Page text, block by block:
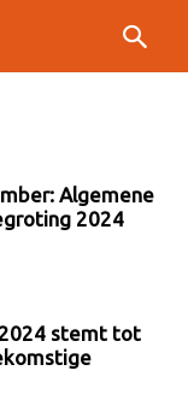
Algemene
2024
stemt tot